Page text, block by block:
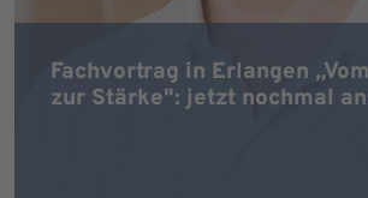
Fachvortrag in Erlangen
zur Stärke": jetzt nochmal